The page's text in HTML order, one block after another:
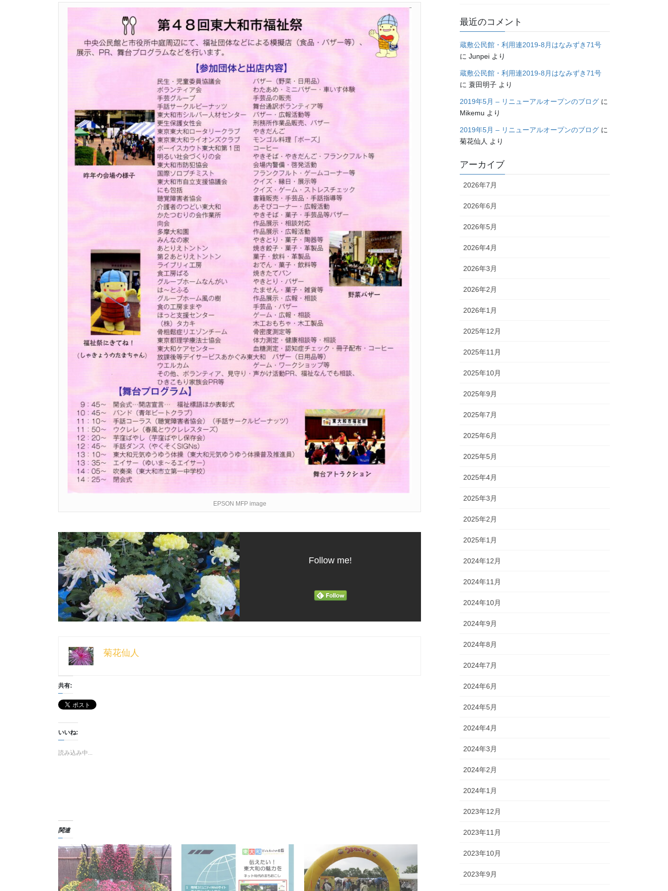
EPSON MFP image
Follow me!
菊花仙人
共有:
いいね:
読み込み中...
関連
最近のコメント
蔵敷公民館・利用連2019-8月はなみずき71号
にJunpei より
蔵敷公民館・利用連2019-8月はなみずき71号
に蓑田明子 より
2019年5月 – リニューアルオープンのブログ に
Mikemu より
2019年5月 – リニューアルオープンのブログ に
菊花仙人 より
アーカイブ
2026年7月
2026年6月
2026年5月
2026年4月
2026年3月
2026年2月
2026年1月
2025年12月
2025年11月
2025年10月
2025年9月
2025年7月
2025年6月
2025年5月
2025年4月
2025年3月
2025年2月
2025年1月
2024年12月
2024年11月
2024年10月
2024年9月
2024年8月
2024年7月
2024年6月
2024年5月
2024年4月
2024年3月
2024年2月
2024年1月
2023年12月
2023年11月
2023年10月
2023年9月